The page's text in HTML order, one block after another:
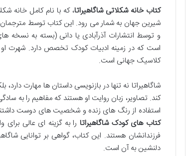
کتاب خانه شکلاتی شاگاهیراتا، که با نام کامل خانه
شیرین جهان به شمار می رود. این کتاب توسط مترجمان
و توسط انتشارات آذرآبادی یا دانی (بسته به نسخه
است که در زمینه ادبیات کودک تخصص دارد. شهرت او
کلاسیک جهانی است.
شاگاهیراتا نه تنها در بازنویسی داستان ها مهارت
کند. تصاویر، زبان روایت او هستند که مفاهیم را به
استفاده از رنگ های زنده و شخصیت های دوست
کتاب های کودک شاگاهیراتا را به گزینه ای عالی
فرزندانشان هستند. این کتاب، گواهی بر توانایی
دلنشین به آن است.